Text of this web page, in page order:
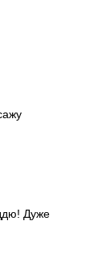
Дуже